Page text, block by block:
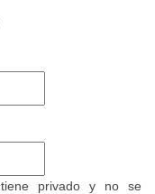
privado y no se